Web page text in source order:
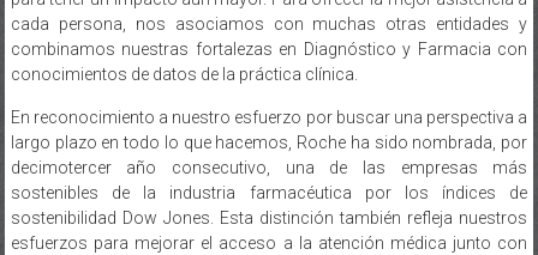
cada persona, nos asociamos con muchas otras entidades y
combinamos nuestras fortalezas en Diagnóstico y Farmacia con
conocimientos de datos de la práctica clínica.
En reconocimiento a nuestro esfuerzo por buscar una perspectiva a
largo plazo en todo lo que hacemos, Roche ha sido nombrada, por
decimotercer año consecutivo, una de las empresas más
sostenibles de la industria farmacéutica por los índices de
sostenibilidad Dow Jones. Esta distinción también refleja nuestros
esfuerzos para mejorar el acceso a la atención médica junto con